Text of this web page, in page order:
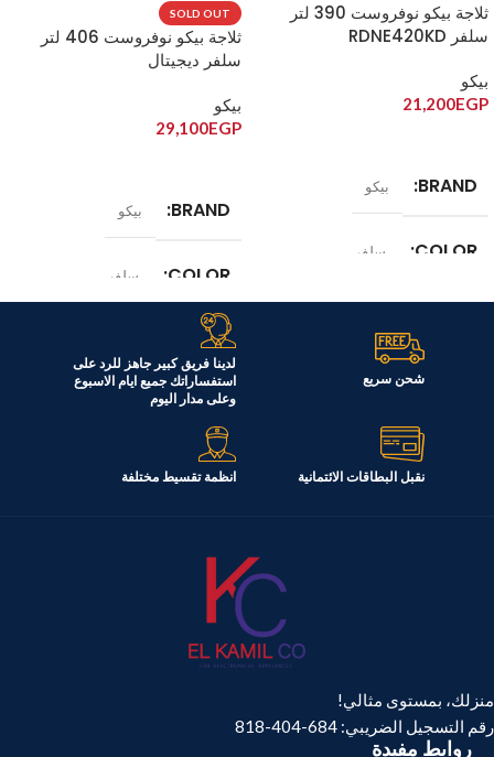
ثلاجة بيكو نوفروست 390 لتر
سلفر RDNE420KD
بيكو
21,200EGP
BRAND بيكو
COLOR سلفر
390 لتر
SOLD OUT
ثلاجة بيكو نوفروست 406 لتر
سلفر ديجيتال
بيكو
29,100EGP
BRAND بيكو
COLOR سلفر
الموديل
RDNE455M20XBIDS
السعة
شحن سريع
لدينا فريق كبير جاهز للرد على
استفساراتك جميع ايام الاسبوع
وعلى مدار اليوم
نقبل البطاقات الائتمانية انظمة تقسيط مختلفة
منزلك، بمستوى مثالي!
رقم التسجيل الضريبي: 684-404-818
روابط مفيدة